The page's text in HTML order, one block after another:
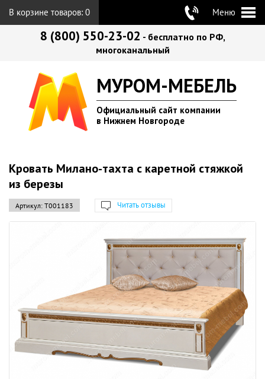
В корзине товаров: 0 Меню
8 (800) 550-23-02 - бесплатно по РФ,
многоканальный
МУРОМ-МЕБЕЛЬ
Официальный сайт компании
в Нижнем Новгороде
Кровать Милано-тахта с каретной стяжкой
из березы
Артикул: Т001183 Читать отзывы